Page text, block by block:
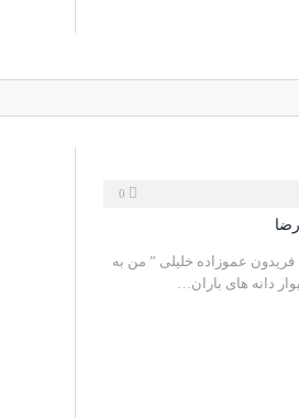
عموزاده خلیلی ” من به
دانه های باران…